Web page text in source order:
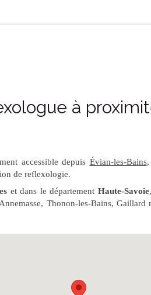
à
accessible depuis Évian-les-Bains,
de reflexologie.
et dans le département Haute-Savoie
Thonon-les-Bains,